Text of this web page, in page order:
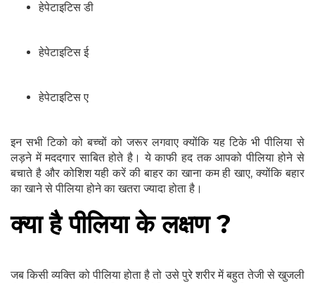
हेपेटाइटिस डी
हेपेटाइटिस ई
हेपेटाइटिस ए
इन सभी टिको को बच्चों को जरूर लगवाए क्योंकि यह टिके भी पीलिया से
लड़ने में मददगार साबित होते है। ये काफी हद तक आपको पीलिया होने से
बचाते है और कोशिश यही करें की बाहर का खाना कम ही खाए, क्योंकि बहार
का खाने से पीलिया होने का खतरा ज्यादा होता है।
क्या है पीलिया के लक्षण ?
जब किसी व्यक्ति को पीलिया होता है तो उसे पुरे शरीर में बहुत तेजी से खुजली